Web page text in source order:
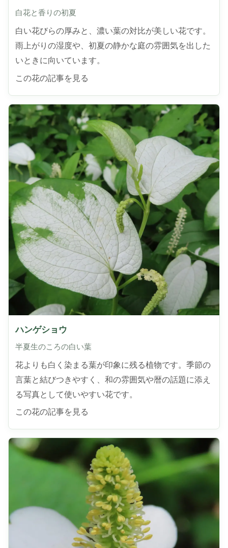
白花と香りの初夏
白い花びらの厚みと、濃い葉の対比が美しい花です。
雨上がりの湿度や、初夏の静かな庭の雰囲気を出した
いときに向いています。
この花の記事を見る
ハンゲショウ
半夏生のころの白い葉
花よりも白く染まる葉が印象に残る植物です。季節の
言葉と結びつきやすく、和の雰囲気や暦の話題に添え
る写真として使いやすい花です。
この花の記事を見る